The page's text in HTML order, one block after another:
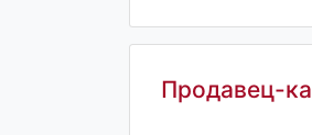
Продавец-